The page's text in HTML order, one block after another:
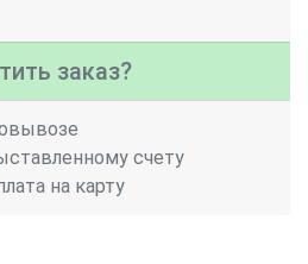
заказ?
счету
на карту